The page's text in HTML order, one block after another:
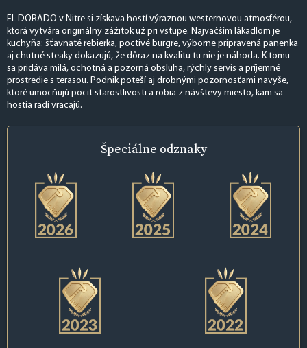
EL DORADO v Nitre si získava hostí výraznou westernovou atmosférou,
ktorá vytvára originálny zážitok už pri vstupe. Najväčším lákadlom je
kuchyňa: šťavnaté rebierka, poctivé burgre, výborne pripravená panenka
aj chutné steaky dokazujú, že dôraz na kvalitu tu nie je náhoda. K tomu
sa pridáva milá, ochotná a pozorná obsluha, rýchly servis a príjemné
prostredie s terasou. Podnik poteší aj drobnými pozornosťami navyše,
ktoré umocňujú pocit starostlivosti a robia z návštevy miesto, kam sa
hostia radi vracajú.
Špeciálne odznaky